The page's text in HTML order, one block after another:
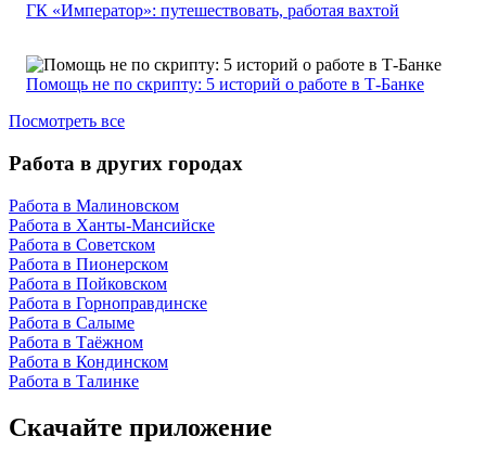
ГК «Император»: путешествовать, работая вахтой
Помощь не по скрипту: 5 историй о работе в Т-Банке
Посмотреть все
Работа в других городах
Работа в Малиновском
Работа в Ханты-Мансийске
Работа в Советском
Работа в Пионерском
Работа в Пойковском
Работа в Горноправдинске
Работа в Салыме
Работа в Таёжном
Работа в Кондинском
Работа в Талинке
Скачайте приложение